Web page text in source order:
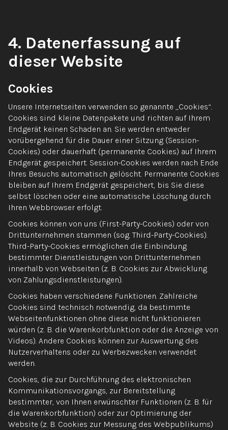
4. Datenerfassung auf
dieser Website
Cookies
Unsere Internetseiten verwenden so genannte „Cookies“.
Cookies sind kleine Datenpakete und richten auf Ihrem
Endgerät keinen Schaden an. Sie werden entweder
vorübergehend für die Dauer einer Sitzung (Session-
Cookies) oder dauerhaft (permanente Cookies) auf Ihrem
Endgerät gespeichert. Session-Cookies werden nach Ende
Ihres Besuchs automatisch gelöscht. Permanente Cookies
bleiben auf Ihrem Endgerät gespeichert, bis Sie diese
selbst löschen oder eine automatische Löschung durch
Ihren Webbrowser erfolgt.
Cookies können von uns (First-Party-Cookies) oder von
Drittunternehmen stammen (sog. Third-Party-Cookies).
Third-Party-Cookies ermöglichen die Einbindung
bestimmter Dienstleistungen von Drittunternehmen
innerhalb von Webseiten (z. B. Cookies zur Abwicklung
von Zahlungsdienstleistungen).
Cookies haben verschiedene Funktionen. Zahlreiche
Cookies sind technisch notwendig, da bestimmte
Webseitenfunktionen ohne diese nicht funktionieren
würden (z. B. die Warenkorbfunktion oder die Anzeige von
Videos). Andere Cookies können zur Auswertung des
Nutzerverhaltens oder zu Werbezwecken verwendet
werden.
Cookies, die zur Durchführung des elektronischen
Kommunikationsvorgangs, zur Bereitstellung
bestimmter, von Ihnen erwünschter Funktionen (z. B. für
die Warenkorbfunktion) oder zur Optimierung der
Website (z. B. Cookies zur Messung des Webpublikums)